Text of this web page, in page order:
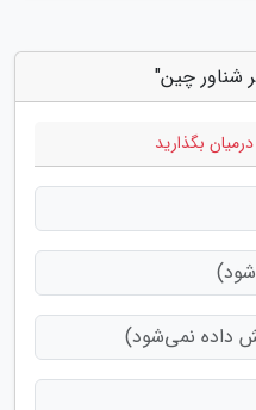
شناور چین"
بگذارید